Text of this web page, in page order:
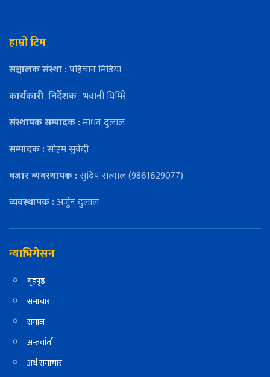
हाम्रो टिम
सञ्चालक संस्था :पहिचान मिडिया
कार्यकारी निर्देशक: भवानी घिमिरे
संस्थापक सम्पादक :माधव दुलाल
सम्पादक :सोहम सुवेदी
बजार ब्यवस्थापक :सुदिप सत्याल (9861629077)
व्यवस्थापक :अर्जुन दुलाल
न्याभिगेसन
गृहपृष्ठ
समाचार
समाज
अन्तर्वार्ता
अर्थ समाचार